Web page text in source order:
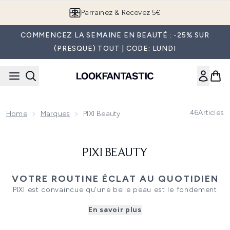
Parrainez & Recevez 5€
COMMENCEZ LA SEMAINE EN BEAUTÉ : -25% SUR
(PRESQUE) TOUT | CODE: LUNDI
Home Marques PIXI Beauty 46Articles
PIXI BEAUTY
VOTRE ROUTINE ÉCLAT AU QUOTIDIEN
PIXI est convaincue qu'une belle peau est le fondement
peau ciblés à du maquillage sublimateur de teint, la
En savoir plus